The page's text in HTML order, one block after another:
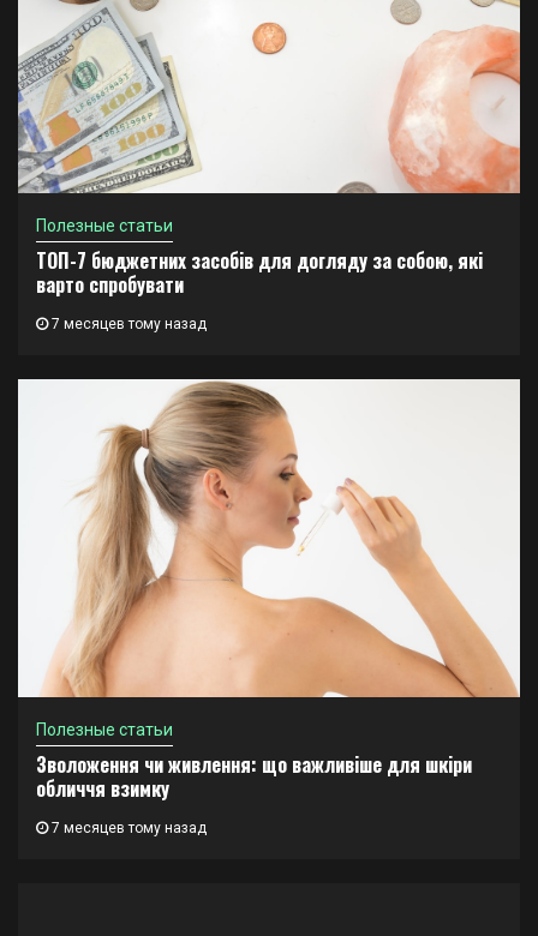
Полезные статьи
ТОП-7 бюджетних засобів для догляду за собою, які
варто спробувати
7 месяцев тому назад
Полезные статьи
Зволоження чи живлення: що важливіше для шкіри
обличчя взимку
7 месяцев тому назад